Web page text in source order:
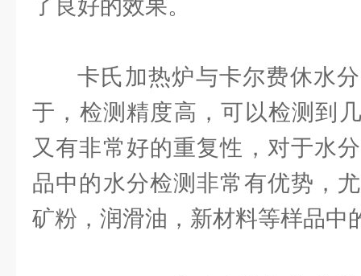
了良好的效果。
卡氏加热炉与卡尔费休水
于，检测精度高，可以检测到
又有非常好的重复性，对于水
品中的水分检测非常有优势，
矿粉，润滑油，新材料等样品中